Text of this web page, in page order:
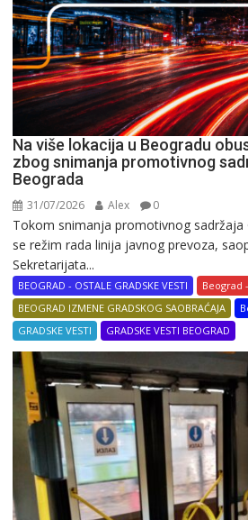
Na više lokacija u Beogradu
zbog snimanja promotivnog
Beograda
31/07/2026 Alex 0
Tokom snimanja promotivnog sadržaja
se režim rada linija javnog prevoza,
Sekretarijata...
BEOGRAD - OSTALE GRADSKE VESTI
Beograd
BEOGRAD IZMENE GRADSKOG SAOBRAĆAJA
GRADSKE VESTI
GRADSKE VESTI BEOGRAD